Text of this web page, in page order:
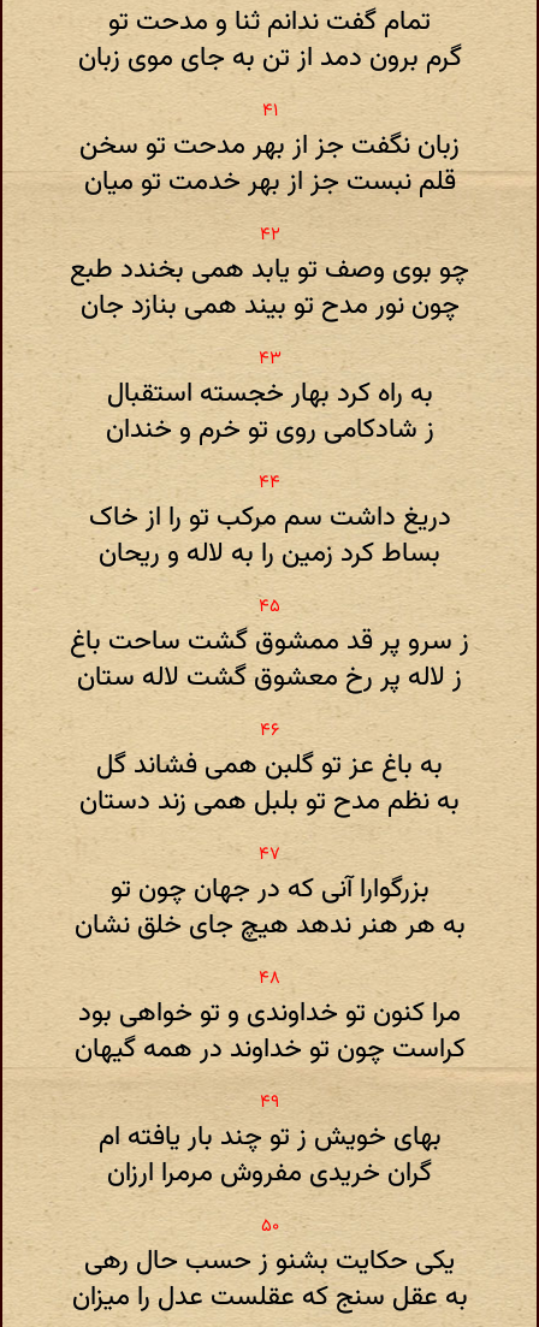
تمام گفت ندانم ثنا و مدحت تو
گرم برون دمد از تن به جای موی زبان
زبان نگفت جز از بهر مدحت تو سخن
قلم نبست جز از بهر خدمت تو میان
چو بوی وصف تو یابد همی بخندد طبع
چون نور مدح تو بیند همی بنازد جان
به راه کرد بهار خجسته استقبال
ز شادکامی روی تو خرم و خندان
دریغ داشت سم مرکب تو را از خاک
بساط کرد زمین را به لاله و ریحان
ز سرو پر قد ممشوق گشت ساحت باغ
ز لاله پر رخ معشوق گشت لاله ستان
به باغ عز تو گلبن همی فشاند گل
به نظم مدح تو بلبل همی زند دستان
بزرگوارا آنی که در جهان چون تو
به هر هنر ندهد هیچ جای خلق نشان
مرا کنون تو خداوندی و تو خواهی بود
کراست چون تو خداوند در همه گیهان
بهای خویش ز تو چند بار یافته ام
گران خریدی مفروش مرمرا ارزان
یکی حکایت بشنو ز حسب حال رهی
به عقل سنج که عقلست عدل را میزان